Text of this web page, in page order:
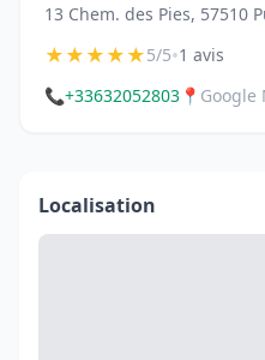
13 Chem. des Pies, 57510
★★★★★5/5•1 avis
📞+33632052803 📍 Google
Localisation